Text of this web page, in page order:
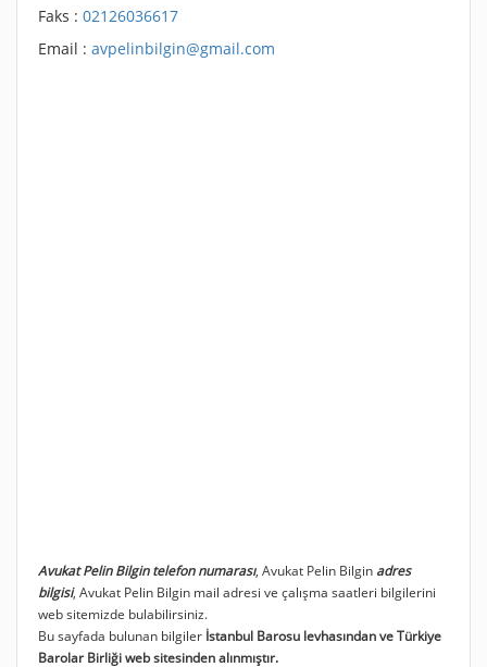
Faks : 02126036617
Email : avpelinbilgin@gmail.com
Avukat Pelin Bilgin telefon numarası, Avukat Pelin Bilgin adres
bilgisi, Avukat Pelin Bilgin mail adresi ve çalışma saatleri bilgilerini
web sitemizde bulabilirsiniz.
Bu sayfada bulunan bilgiler İstanbul Barosu levhasından ve Türkiye
Barolar Birliği web sitesinden alınmıştır.